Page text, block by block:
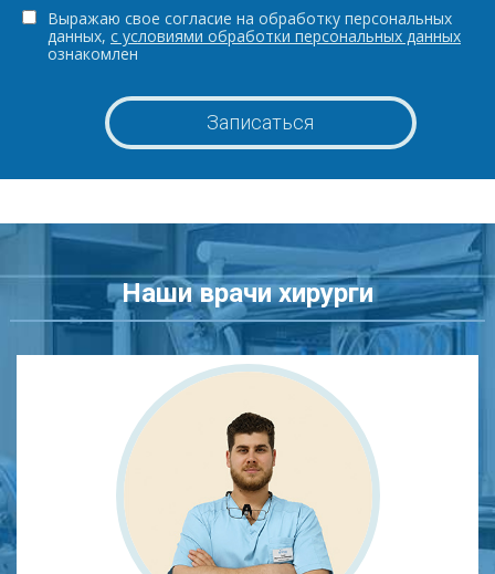
Выражаю свое согласие на обработку персональных
данных, с условиями обработки персональных данных
ознакомлен
Наши врачи хирурги